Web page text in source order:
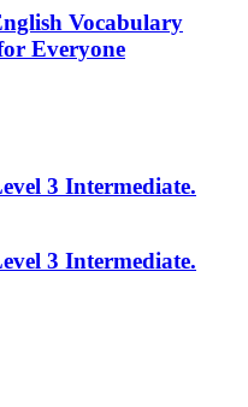
Vocabulary
Everyone
3 Intermediate.
3 Intermediate.